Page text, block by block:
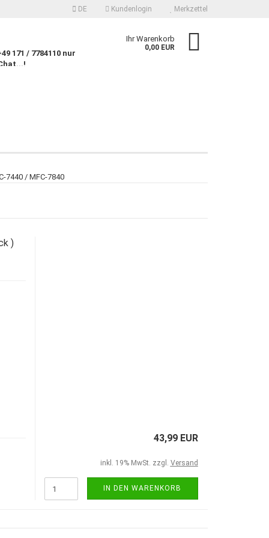
DE Kundenlogin
erstellen
Merkzettel
171 / 7784110 nur
Ihr Warenkorb
0,00 EUR
7440 / MFC-7840
)
43,99 EUR
inkl. 19% MwSt. zzgl. Versand
IN DEN WARENKORB